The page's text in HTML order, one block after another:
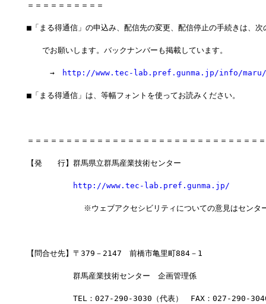
＝＝＝＝＝＝＝＝＝＝
■「まる得通信」の申込み、配信先の変更、配信停止の手続きは、次
でお願いします。バックナンバーも掲載しています。
→ http://www.tec-lab.pref.gunma.jp/info/maru/
■「まる得通信」は、等幅フォントを使ってお読みください。
＝＝＝＝＝＝＝＝＝＝＝＝＝＝＝＝＝＝＝＝＝＝＝＝＝＝＝＝＝＝
【発　　行】群馬県立群馬産業技術センター
http://www.tec-lab.pref.gunma.jp/
※ウェブアクセシビリティについての意見はセンタ
【問合せ先】〒379－2147　前橋市亀里町884－1
群馬産業技術センター　企画管理係
TEL：027-290-3030（代表）　FAX：027-290-